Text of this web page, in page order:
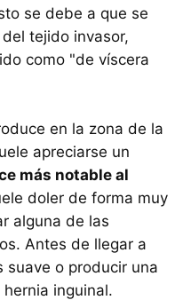
se debe a que se
tejido invasor,
como "de víscera
en la zona de la
apreciarse un
más notable al
doler de forma muy
alguna de las
Antes de llegar a
suave o producir una
inguinal.